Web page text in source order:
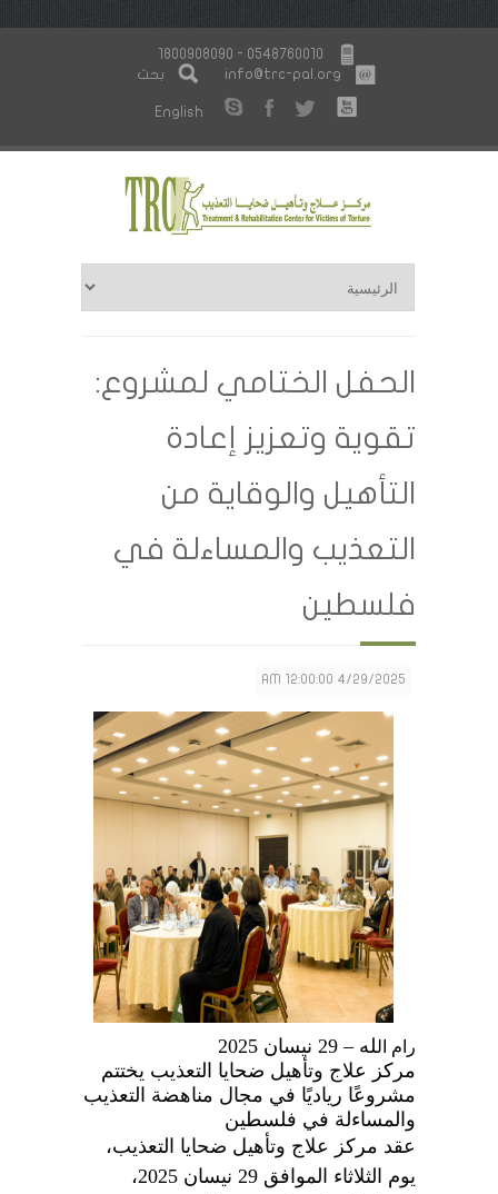
1800908090 - 0548760010
info@trc-pal.org
بحث
English
الحفل الختامي لمشروع:
تقوية وتعزيز إعادة
التأهيل والوقاية من
التعذيب والمساءلة في
فلسطين
4/29/2025 12:00:00 AM
رام الله – 29 نيسان 2025
مركز علاج وتأهيل ضحايا التعذيب يختتم
مشروعًا رياديًا في مجال مناهضة التعذيب
والمساءلة في فلسطين
عقد مركز علاج وتأهيل ضحايا التعذيب،
يوم الثلاثاء الموافق 29 نيسان 2025،